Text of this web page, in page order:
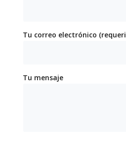
Tu correo electrónico
Tu mensaje